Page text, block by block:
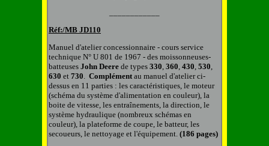
Réf:/MB JD110
Manuel d'atelier concessionnaire - cours service
technique N° U 801 de 1967 - des moissonneuses-
batteuses John Deere de types 330, 360, 430, 530,
630 et 730. Complémentau manuel d'atelier ci-
dessus en 11 parties : les caractéristiques, le moteur
(schéma du système d'alimentation en couleur), la
boite de vitesse, les entraînements, la direction, le
système hydraulique (nombreux schémas en
couleur), la plateforme de coupe, le batteur, les
secoueurs, le nettoyage et l'équipement. (186 pages)